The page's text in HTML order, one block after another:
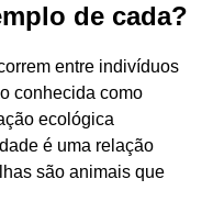
de cada?
entre indivíduos
conhecida como
ecológica
é uma relação
são animais que